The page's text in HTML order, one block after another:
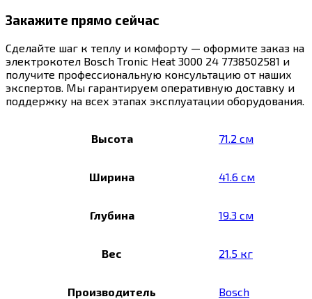
Закажите прямо сейчас
Сделайте шаг к теплу и комфорту — оформите заказ на
электрокотел Bosch Tronic Heat 3000 24 7738502581 и
получите профессиональную консультацию от наших
экспертов. Мы гарантируем оперативную доставку и
поддержку на всех этапах эксплуатации оборудования.
Высота 71.2 см
Ширина 41.6 см
Глубина 19.3 см
Вес 21.5 кг
Производитель Bosch